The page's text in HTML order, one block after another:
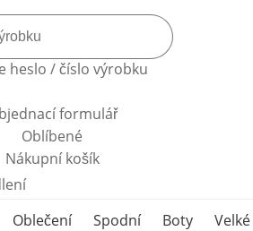
heslo / číslo výrobku
formulář
Oblíbené
Nákupní košík
Oblečení
Spodní
Boty
Velké